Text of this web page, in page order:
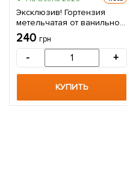
Эксклюзив! Гортензия
метельчатая от ванильно-
белого до ярко-
малинового цвета
"Мэрилин Монро" (Marilyn
Monroe) (премиальный,
обильноцветущий сорт) 1
саженец в упаковке
240 грн
- +
КУПИТЬ